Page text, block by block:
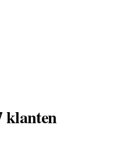
klanten